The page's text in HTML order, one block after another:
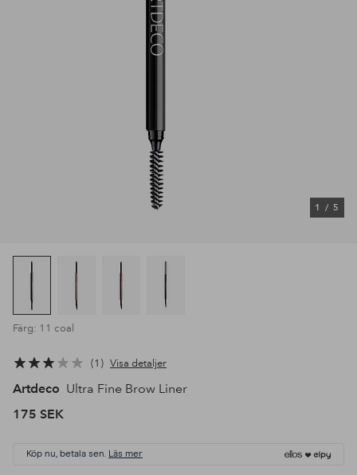
1 / 5
Färg: 11 coal
1 Visa detaljer
Artdeco Ultra Fine Brow Liner
175 SEK
Köp nu, betala sen. Läs mer